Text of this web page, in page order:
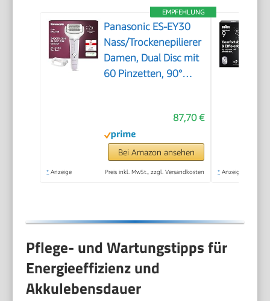
EMPFEHLUNG
Panasonic ES-EY30
Nass/Trockenepilierer
Damen, Dual Disc mit
60 Pinzetten, 90°
LED-Licht, 30 Min.
Betrieb, kabellos,
Haarentferner.
87,70 €
Bei Amazon ansehen
* Anzeige Preis inkl. MwSt., zzgl. Versandkosten * Anzeige
Pflege- und Wartungstipps für
Energieeffizienz und
Akkulebensdauer